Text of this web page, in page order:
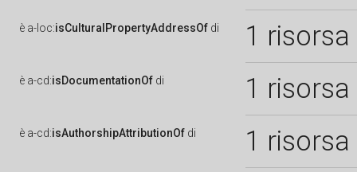
è a-loc:isCulturalPropertyAddressOf di 1 risorsa
è a-cd:isDocumentationOf di 1 risorsa
è a-cd:isAuthorshipAttributionOf di 1 risorsa